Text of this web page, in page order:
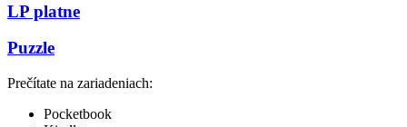
LP platne
Puzzle
Prečítate na zariadeniach:
Pocketbook